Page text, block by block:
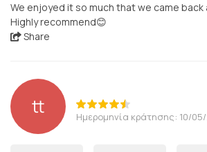
We enjoyed it so much that we came back
Highly recommend😊
Share
tt Ημερομηνία κράτησης: 10/